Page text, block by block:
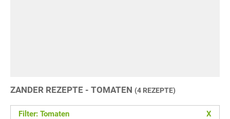
ZANDER REZEPTE - TOMATEN (4 REZEPTE)
Filter: Tomaten X